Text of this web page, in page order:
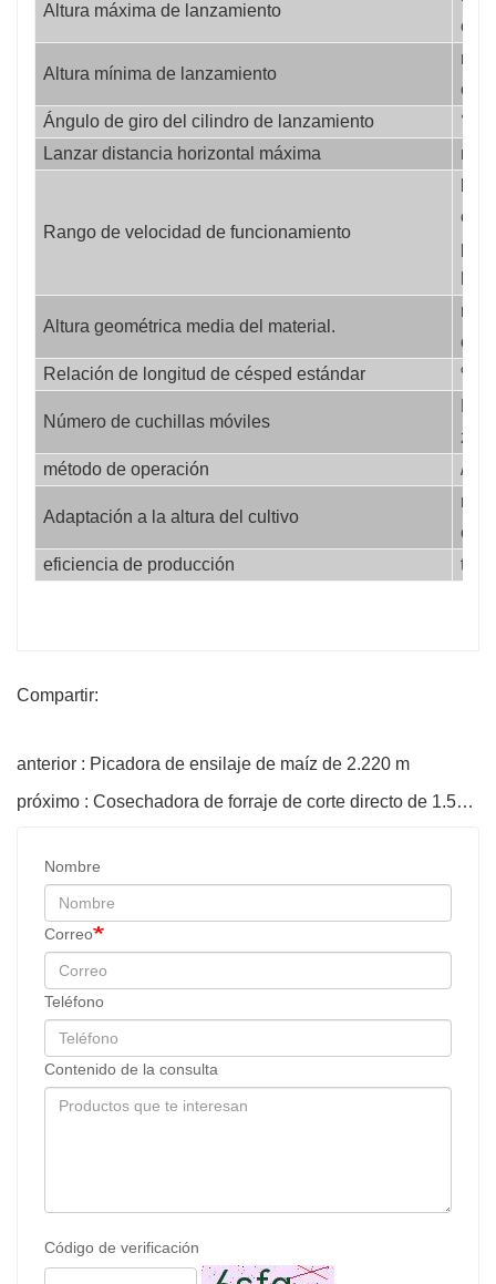
Altura máxima de lanzamiento
Altura mínima de lanzamiento
Ángulo de giro del cilindro de lanzamiento
°
Lanzar distancia horizontal máxima
Rango de velocidad de funcionamiento
por
Altura geométrica media del material.
Relación de longitud de césped estándar
%
Número de cuchillas móviles
zo
método de operación
/
Adaptación a la altura del cultivo
eficiencia de producción
t/h
Compartir:
anterior : Picadora de ensilaje de maíz de 2.220 m
próximo : Cosechadora de forraje de corte directo de 1.585m
Nombre
Correo
Teléfono
Contenido de la consulta
Código de verificación